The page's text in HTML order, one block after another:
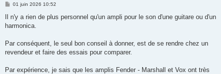
M
s
a
01 juin 2026 10:52
Il n'y a rien de plus personnel qu'un ampli pour le son d'une guitare ou d'un
harmonica.
Par conséquent, le seul bon conseil à donner, est de se rendre chez un
revendeur et faire des essais pour comparer.
Par expérience, je sais que les amplis Fender - Marshall et Vox ont très